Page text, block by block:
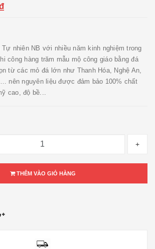
nhiên NB với nhiều năm kinh nghiệm trong
công hàng trăm mẫu mộ công giáo bằng đá
từ các mỏ đá lớn như Thanh Hóa, Nghệ An,
nên nguyên liệu được đảm bảo 100% chất
cao, độ bề...
+
THÊM VÀO GIỎ HÀNG